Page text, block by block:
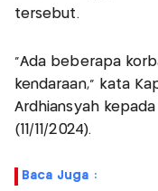
tersebut.
"Ada beberapa
kendaraan," kata
Ardhiansyah
(11/11/2024).
Baca Juga :